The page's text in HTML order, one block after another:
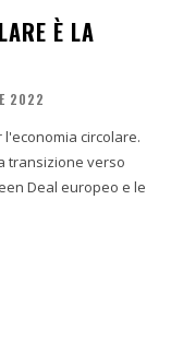
È LA
2022
circolare.
transizione verso
Deal europeo e le